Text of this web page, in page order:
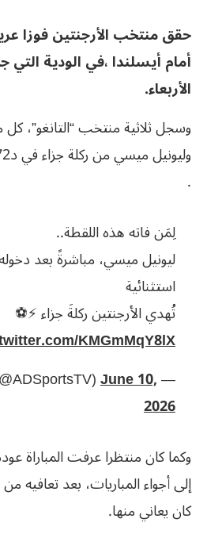
حقق منتخب الأرجنتين فوزا
أمام أيسلندا ،في الودية
الأربعاء.
.
لِمَن فاته هذه اللقطة..
ليونيل ميسي، مباشرةً بعد
استثنائية
تُهدي الأرجنتين ركلةَ جزاء ⚡️⚽️
KMGmMqY8lX
— ADSportsTV (@ADSportsTV)
June 10,
2026
وكما كان منتظرا عرفت المباراة
إلى أجواء المباريات، بعد تعافيه
كان يعاني منها.